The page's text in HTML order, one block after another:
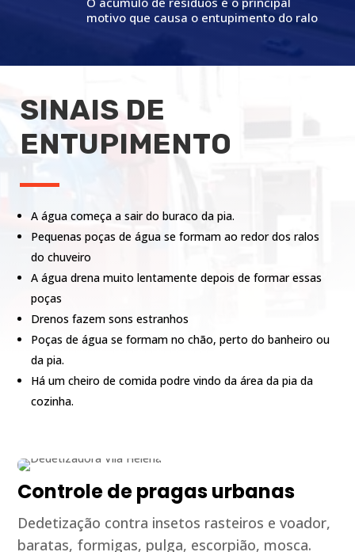
motivo que causa o entupimento do ralo
SINAIS DE
ENTUPIMENTO
A água começa a sair do buraco da pia.
Pequenas poças de água se formam ao redor dos ralos
do chuveiro
A água drena muito lentamente depois de formar essas
poças
Drenos fazem sons estranhos
Poças de água se formam no chão, perto do banheiro ou
da pia.
Há um cheiro de comida podre vindo da área da pia da
cozinha.
Controle de pragas urbanas
Dedetização contra insetos rasteiros e voador,
baratas, formigas, pulga, escorpião, mosca.